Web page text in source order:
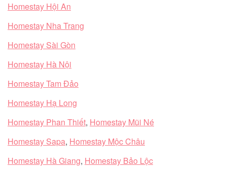
Homestay Hội An
Homestay Nha Trang
Homestay Sài Gòn
Homestay Hà Nội
Homestay Tam Đảo
Homestay Hạ Long
Homestay Phan Thiết, Homestay Mũi Né
Homestay Sapa, Homestay Mộc Châu
Homestay Hà Giang, Homestay Bảo Lộc